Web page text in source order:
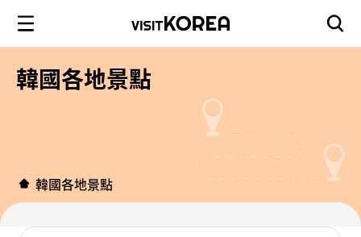
韓國各地景點
韓國各地景點